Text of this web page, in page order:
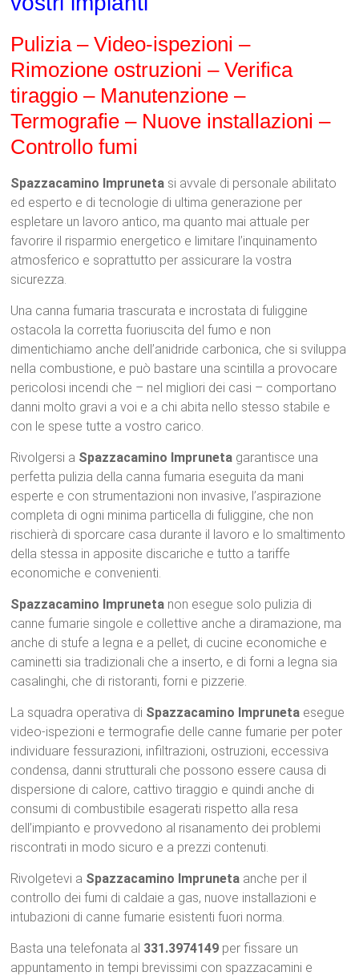
Pulizia – Video-ispezioni –
Rimozione ostruzioni – Verifica
tiraggio – Manutenzione –
Termografie – Nuove installazioni –
Controllo fumi
Spazzacamino Impruneta si avvale di personale abilitato
ed esperto e di tecnologie di ultima generazione per
espletare un lavoro antico, ma quanto mai attuale per
favorire il risparmio energetico e limitare l’inquinamento
atmosferico e soprattutto per assicurare la vostra
sicurezza.
Una canna fumaria trascurata e incrostata di fuliggine
ostacola la corretta fuoriuscita del fumo e non
dimentichiamo anche dell’anidride carbonica, che si sviluppa
nella combustione, e può bastare una scintilla a provocare
pericolosi incendi che – nel migliori dei casi – comportano
danni molto gravi a voi e a chi abita nello stesso stabile e
con le spese tutte a vostro carico.
Rivolgersi a Spazzacamino Impruneta garantisce una
perfetta pulizia della canna fumaria eseguita da mani
esperte e con strumentazioni non invasive, l’aspirazione
completa di ogni minima particella di fuliggine, che non
rischierà di sporcare casa durante il lavoro e lo smaltimento
della stessa in apposite discariche e tutto a tariffe
economiche e convenienti.
Spazzacamino Impruneta non esegue solo pulizia di
canne fumarie singole e collettive anche a diramazione, ma
anche di stufe a legna e a pellet, di cucine economiche e
caminetti sia tradizionali che a inserto, e di forni a legna sia
casalinghi, che di ristoranti, forni e pizzerie.
La squadra operativa di Spazzacamino Impruneta esegue
video-ispezioni e termografie delle canne fumarie per poter
individuare fessurazioni, infiltrazioni, ostruzioni, eccessiva
condensa, danni strutturali che possono essere causa di
dispersione di calore, cattivo tiraggio e quindi anche di
consumi di combustibile esagerati rispetto alla resa
dell’impianto e provvedono al risanamento dei problemi
riscontrati in modo sicuro e a prezzi contenuti.
Rivolgetevi a Spazzacamino Impruneta anche per il
controllo dei fumi di caldaie a gas, nuove installazioni e
intubazioni di canne fumarie esistenti fuori norma.
Basta una telefonata al 331.3974149 per fissare un
appuntamento in tempi brevissimi con spazzacamini e